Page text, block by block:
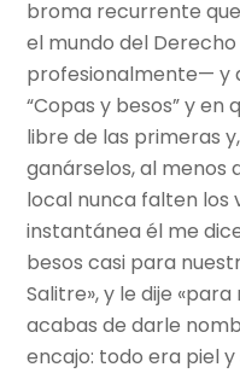
broma recurrente
el mundo del
profesionalmente— y
“Copas y besos” y
libre de las primeras
ganárselos, al menos
local nunca falten los
instantánea él me
besos casi para
Salitre», y le dije
acabas de darle
encajo: todo era piel y